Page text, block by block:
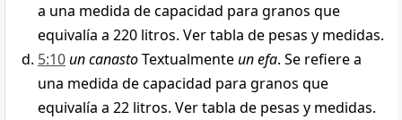
a una medida de capacidad para granos que
equivalía a 220 litros. Ver tabla de pesas y medidas.
5:10un canastoTextualmenteun efa. Se refiere a
una medida de capacidad para granos que
equivalía a 22 litros. Ver tabla de pesas y medidas.